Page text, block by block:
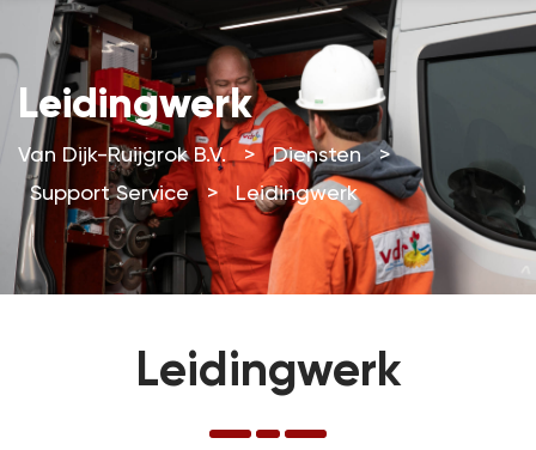
Leidingwerk
Van Dijk-Ruijgrok B.V. > Diensten >
Support Service > Leidingwerk
Leidingwerk